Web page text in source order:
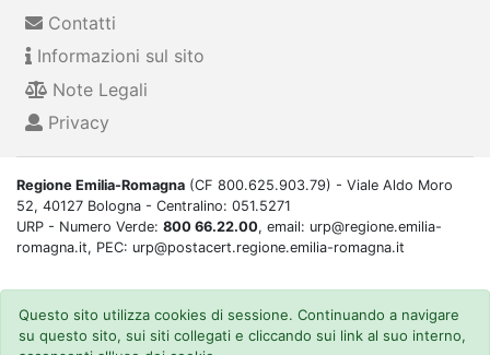
Contatti
Informazioni sul sito
Note Legali
Privacy
Regione Emilia-Romagna (CF 800.625.903.79) - Viale Aldo Moro
52, 40127 Bologna - Centralino: 051.5271
URP - Numero Verde: 800 66.22.00, email: urp@regione.emilia-
romagna.it, PEC: urp@postacert.regione.emilia-romagna.it
Questo sito utilizza cookies di sessione. Continuando a navigare
su questo sito, sui siti collegati e cliccando sui link al suo interno,